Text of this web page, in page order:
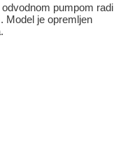
pumpom radi
Model je opremljen